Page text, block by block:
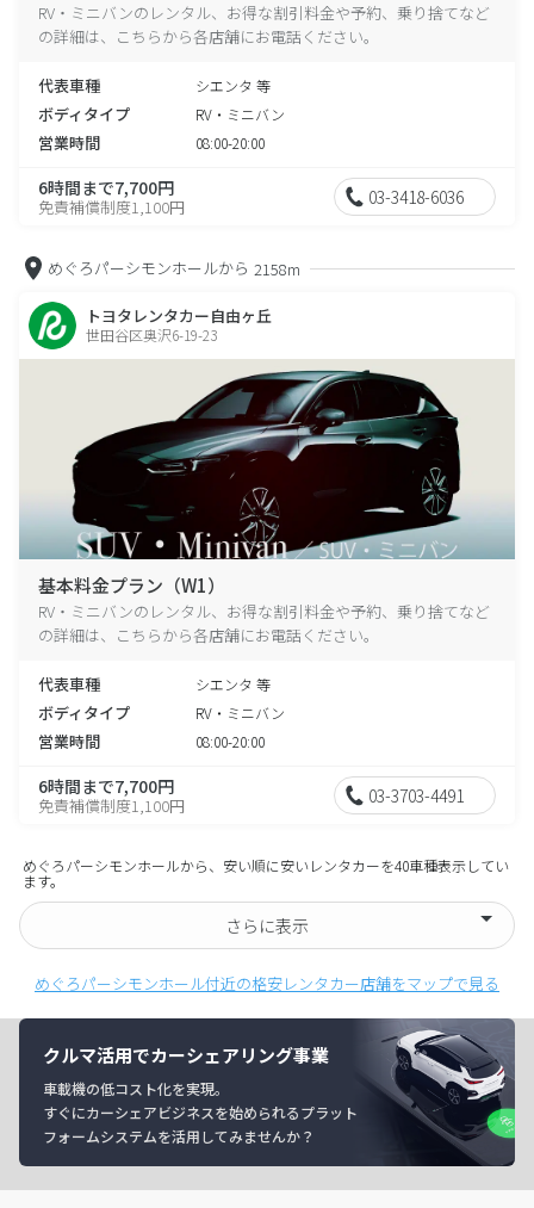
RV・ミニバンのレンタル、お得な割引料金や予約、乗り捨てなど
の詳細は、こちらから各店舗にお電話ください。
代表車種 シエンタ 等
ボディタイプ RV・ミニバン
営業時間 08:00-20:00
6時間まで7,700円
免責補償制度1,100円 03-3418-6036
めぐろパーシモンホールから 2158m
トヨタレンタカー自由ヶ丘
世田谷区奥沢6-19-23
基本料金プラン（W1）
RV・ミニバンのレンタル、お得な割引料金や予約、乗り捨てなど
の詳細は、こちらから各店舗にお電話ください。
代表車種 シエンタ 等
ボディタイプ RV・ミニバン
営業時間 08:00-20:00
6時間まで7,700円
免責補償制度1,100円 03-3703-4491
めぐろパーシモンホールから、安い順に安いレンタカーを40車種表示してい
ます。
さらに表示
めぐろパーシモンホール付近の格安レンタカー店舗をマップで見る
クルマ活用でカーシェアリング事業
車載機の低コスト化を実現。
すぐにカーシェアビジネスを始められるプラット
フォームシステムを活用してみませんか？